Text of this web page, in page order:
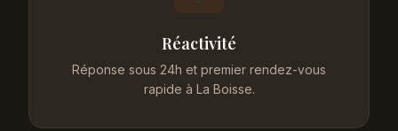
Réactivité
Réponse sous 24h et premier rendez-vous
rapide à La Boisse.